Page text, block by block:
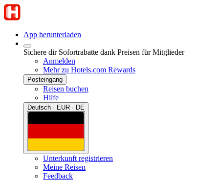
App herunterladen
Sichere dir Sofortrabatte dank Preisen für Mitglieder
Anmelden
Mehr zu Hotels.com Rewards
Posteingang
Reisen buchen
Hilfe
Deutsch · EUR · DE
Unterkunft registrieren
Meine Reisen
Feedback